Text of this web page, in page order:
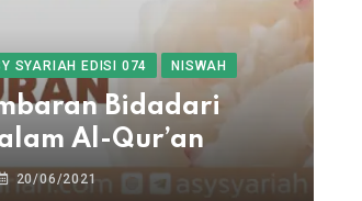
SYARIAH EDISI 074 NISWAH
Bidadari
Al-Qur’an
20/06/2021